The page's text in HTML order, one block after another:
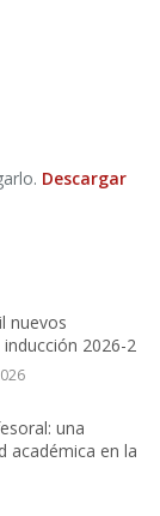
Descargar
nuevos
2026-2
una
académica en la